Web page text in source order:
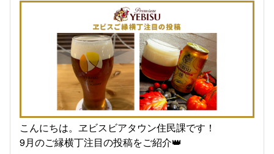
こんにちは。ヱビスビアタウン住民課です！
9月のご縁横丁注目の投稿をご紹介👑